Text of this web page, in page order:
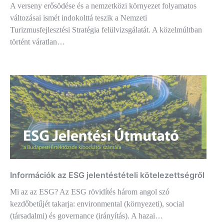
A verseny erősödése és a nemzetközi környezet folyamatos
változásai ismét indokolttá teszik a Nemzeti
Turizmusfejlesztési Stratégia felülvizsgálatát. A közelmúltban
történt váratlan…
Információk az ESG jelentéstételi kötelezettségről
Mi az az ESG? Az ESG rövidítés három angol szó
kezdőbetűjét takarja: environmental (környezeti), social
(társadalmi) és governance (irányítás). A hazai…